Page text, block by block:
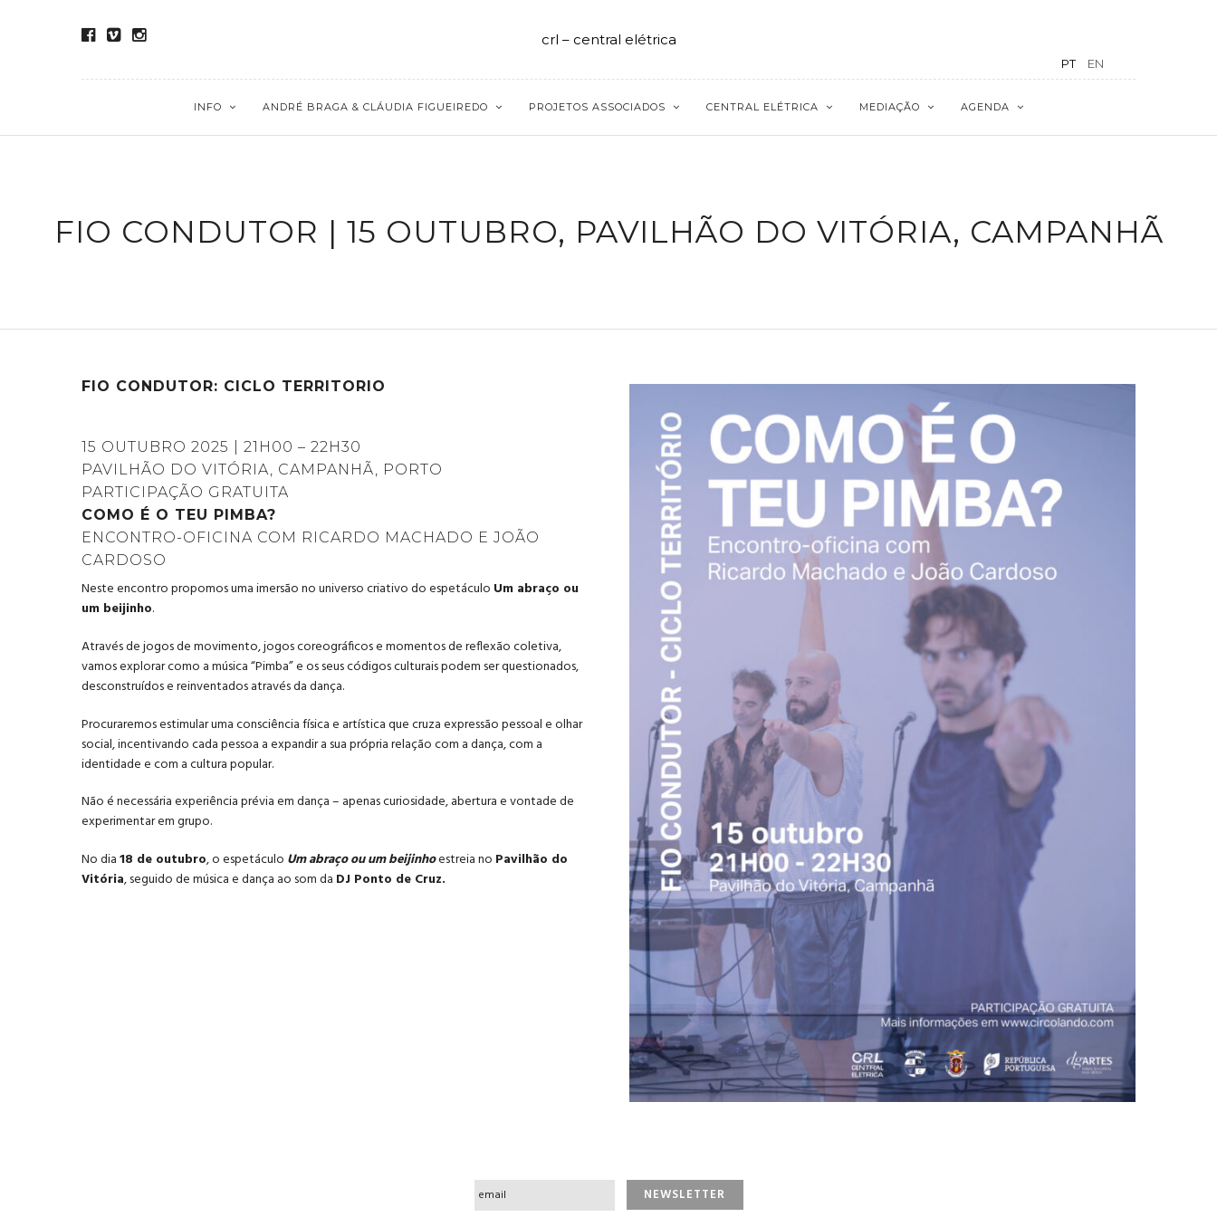
crl – central elétrica
PT EN
INFO ANDRÉ BRAGA & CLÁUDIA FIGUEIREDO PROJETOS ASSOCIADOS CENTRAL ELÉTRICA MEDIAÇÃO AGENDA
FIO CONDUTOR | 15 OUTUBRO, PAVILHÃO DO VITÓRIA, CAMPANHÃ
FIO CONDUTOR: CICLO TERRITORIO
15 OUTUBRO 2025 | 21H00 – 22H30
PAVILHÃO DO VITÓRIA, CAMPANHÃ, PORTO
PARTICIPAÇÃO GRATUITA
COMO É O TEU PIMBA?
ENCONTRO-OFICINA COM RICARDO MACHADO E JOÃO
CARDOSO
Neste encontro propomos uma imersão no universo criativo do espetáculo Um abraço ou
um beijinho.
Através de jogos de movimento, jogos coreográficos e momentos de reflexão coletiva,
vamos explorar como a música “Pimba” e os seus códigos culturais podem ser questionados,
desconstruídos e reinventados através da dança.
Procuraremos estimular uma consciência física e artística que cruza expressão pessoal e olhar
social, incentivando cada pessoa a expandir a sua própria relação com a dança, com a
identidade e com a cultura popular.
Não é necessária experiência prévia em dança – apenas curiosidade, abertura e vontade de
experimentar em grupo.
No dia18 de outubro, o espetáculo Um abraço ou um beijinhoestreia no Pavilhão do
Vitória, seguido de música e dança ao som da DJ Ponto de Cruz.